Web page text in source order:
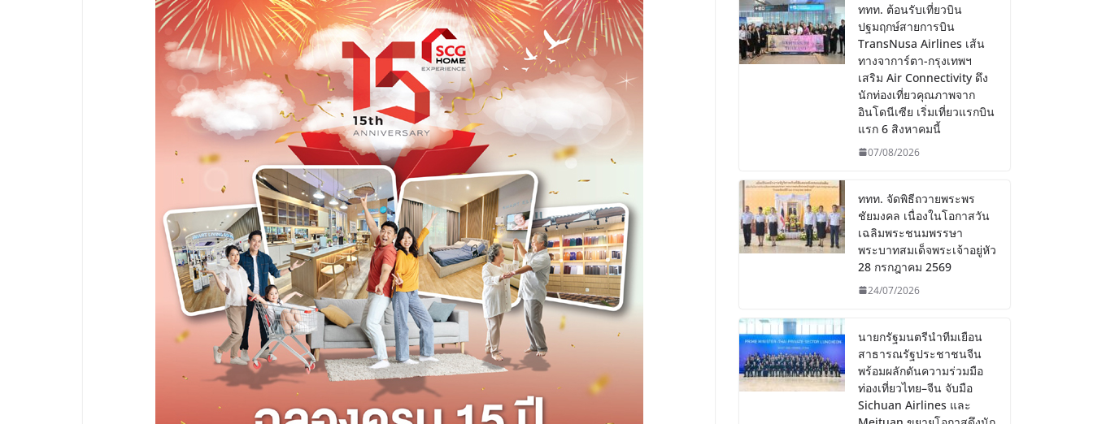
ททท. ต้อนรับเที่ยวบิน
ปฐมฤกษ์สายการบิน
TransNusa Airlines เส้น
ทางจาการ์ตา-กรุงเทพฯ
เสริม Air Connectivity ดึง
นักท่องเที่ยวคุณภาพจาก
อินโดนีเซีย เริ่มเที่ยวแรกบิน
แรก 6 สิงหาคมนี้
07/08/2026
ททท. จัดพิธีถวายพระพร
ชัยมงคล เนื่องในโอกาสวัน
เฉลิมพระชนมพรรษา
พระบาทสมเด็จพระเจ้าอยู่หัว
28 กรกฎาคม 2569
24/07/2026
นายกรัฐมนตรีนำทีมเยือน
สาธารณรัฐประชาชนจีน
พร้อมผลักดันความร่วมมือ
ท่องเที่ยวไทย–จีน จับมือ
Sichuan Airlines และ